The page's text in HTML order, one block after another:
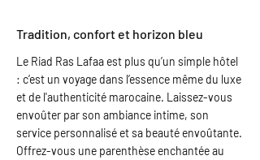
Tradition, confort et horizon bleu
Le Riad Ras Lafaa est plus qu’un simple hôtel
: c’est un voyage dans l’essence même du luxe
et de l'authenticité marocaine. Laissez-vous
envoûter par son ambiance intime, son
service personnalisé et sa beauté envoûtante.
Offrez-vous une parenthèse enchantée au